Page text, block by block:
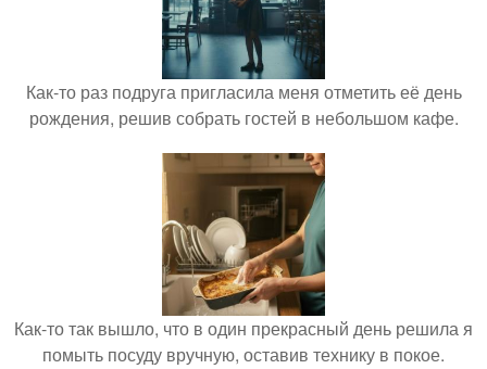
Как-то раз подруга пригласила меня отметить её день
рождения, решив собрать гостей в небольшом кафе.
Как-то так вышло, что в один прекрасный день решила я
помыть посуду вручную, оставив технику в покое.